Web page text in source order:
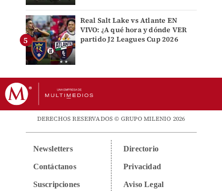
Real Salt Lake vs Atlante EN
VIVO: ¿A qué hora y dónde VER
partido J2 Leagues Cup 2026
DERECHOS RESERVADOS © GRUPO MILENIO 2026
Newsletters
Contáctanos
Suscripciones
Directorio
Privacidad
Aviso Legal